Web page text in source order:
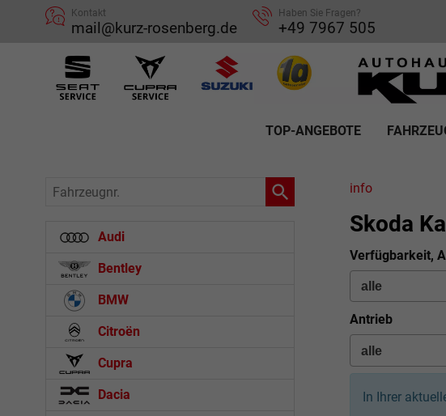
Kontakt
mail@kurz-rosenberg.de
Haben Sie Fragen?
+49 7967 505
TOP-ANGEBOTE
info
Skoda
Verfügbarkeit,
Antrieb
In Ihrer
Fahrzeugnr.
Audi
Bentley
BMW
Citroën
Cupra
Dacia